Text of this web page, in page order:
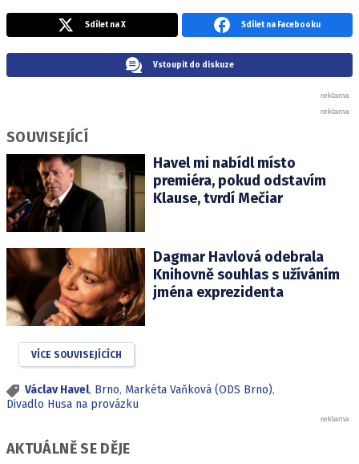
Sdílet na X Sdílet na Facebooku
Vstoupit do diskuze
SOUVISEJÍCÍ
Havel mi nabídl místo
premiéra, pokud odstavím
Klause, tvrdí Mečiar
Dagmar Havlová odebrala
Knihovně souhlas s užíváním
jména exprezidenta
VÍCE SOUVISEJÍCÍCH
Václav Havel, Brno, Markéta Vaňková (ODS Brno),
Divadlo Husa na provázku
AKTUÁLNĚ SE DĚJE